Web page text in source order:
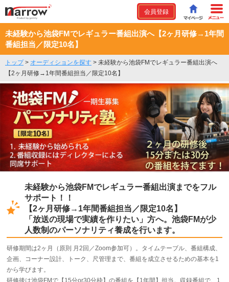
会員登録
未経験から池袋FMでレギュラー番組出演へ【2ヶ月研修→1年間
番組担当／限定10名】
トップ> オーディションを探す > 未経験から池袋FMでレギュラー番組出演へ
【2ヶ月研修→1年間番組担当／限定10名】
未経験から池袋FMでレギュラー番組出演までをフル
サポート！！
【2ヶ月研修→1年間番組担当／限定10名】
「放送の現場で実績を作りたい」方へ。池袋FMが少
人数制のパーソナリティ養成を行います。
研修期間は2ヶ月（原則 月2回／Zoom参加可）。タイムテーブル、番組構成、
企画、コーナー設計、トーク、尺管理まで、番組を成立させるための基本を1
から学びます。
研修後は池袋FMで【15分or30分枠】の番組を【1年間】担当。収録番組で、1